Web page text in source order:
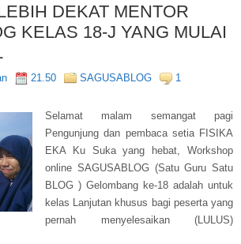
DEKAT MENTOR
KELAS 18-J YANG MULAI
21.50 SAGUSABLOG
1
Selamat malam semangat pagi
Pengunjung dan pembaca setia FISIKA
EKA Ku Suka yang hebat, Workshop
online SAGUSABLOG (Satu Guru Satu
BLOG ) Gelombang ke-18 adalah untuk
kelas Lanjutan khusus bagi peserta yang
pernah menyelesaikan (LULUS)